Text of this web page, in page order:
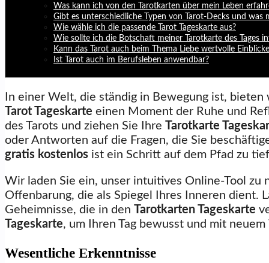
Was kann ich von den Tarotkarten über mein Leben
Gibt es unterschiedliche Typen von Tarot-Decks und was
Wie wähle ich die passende Tarot Tageskarte aus?
Wie sollte ich die Botschaft meiner Tarotkarte des Tages
Kann das Tarot auch beim Thema Liebe wertvolle
Ist Tarot auch im Berufsleben anwendbar?
In einer Welt, die ständig in Bewegung ist,
Tarot Tageskarte einen Moment der Ruhe und
des Tarots und ziehen Sie Ihre Tarotkarte
oder Antworten auf die Fragen, die Sie
gratis kostenlos ist ein Schritt auf dem Pfad zu
Wir laden Sie ein, unser intuitives Online-Tool zu
Offenbarung, die als Spiegel Ihres Inneren dient.
Geheimnisse, die in den Tarotkarten Tageskarte
Tageskarte, um Ihren Tag bewusst und mit
Wesentliche Erkenntnisse